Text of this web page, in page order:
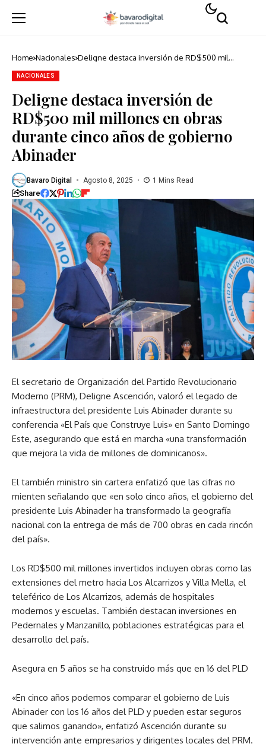
Home Nacionales Deligne destaca inversión de RD$500 mil
NACIONALES
Deligne destaca inversión de
RD$500 mil millones en obras
durante cinco años de gobierno
Abinader
Bavaro Digital Agosto 8, 2025 1 Mins Read
Share
El secretario de Organización del Partido Revolucionario
Moderno (PRM), Deligne Ascención, valoró el legado de
infraestructura del presidente Luis Abinader durante su
conferencia «El País que Construye Luis» en Santo Domingo
Este, asegurando que está en marcha «una transformación
que mejora la vida de millones de dominicanos».
El también ministro sin cartera enfatizó que las cifras no
mienten señalando que «en solo cinco años, el gobierno del
presidente Luis Abinader ha transformado la geografía
nacional con la entrega de más de 700 obras en cada rincón
del país».
Los RD$500 mil millones invertidos incluyen obras como las
extensiones del metro hacia Los Alcarrizos y Villa Mella, el
teleférico de Los Alcarrizos, además de hospitales
modernos y escuelas. También destacan inversiones en
Pedernales y Manzanillo, poblaciones estratégicas para el
desarrollo del país.
Asegura en 5 años se ha construido más que en 16 del PLD
«En cinco años podemos comparar el gobierno de Luis
Abinader con los 16 años del PLD y pueden estar seguros
que salimos ganando», enfatizó Ascención durante su
intervención ante empresarios y dirigentes locales del PRM.